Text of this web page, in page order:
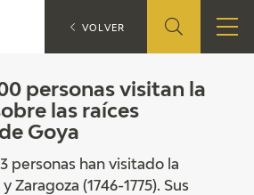
Y DOCUMENTACIÓN
personas visitan la
las raíces
Goya
personas han visitado la
Zaragoza (1746-1775). Sus
CITAS EN MEDIOS FGA
VOLVER